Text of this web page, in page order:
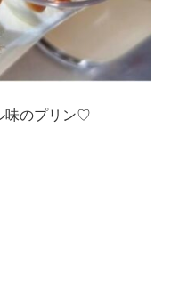
味のプリン♡